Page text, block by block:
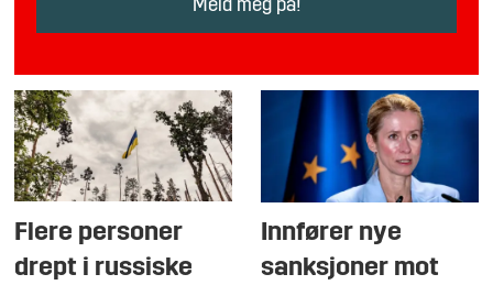
Flere personer
drept i russiske
Innfører nye
sanksjoner mot